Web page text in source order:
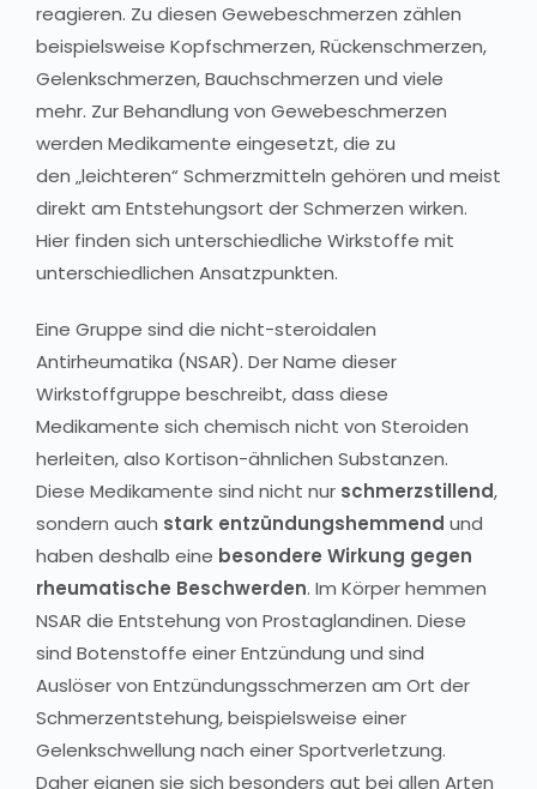
reagieren. Zu diesen Gewebeschmerzen zählen
beispielsweise Kopfschmerzen, Rückenschmerzen,
Gelenkschmerzen, Bauchschmerzen und viele
mehr. Zur Behandlung von Gewebeschmerzen
werden Medikamente eingesetzt, die zu
den „leichteren“ Schmerzmitteln gehören und meist
direkt am Entstehungsort der Schmerzen wirken.
Hier finden sich unterschiedliche Wirkstoffe mit
unterschiedlichen Ansatzpunkten.
Eine Gruppe sind die nicht-steroidalen
Antirheumatika (NSAR). Der Name dieser
Wirkstoffgruppe beschreibt, dass diese
Medikamente sich chemisch nicht von Steroiden
herleiten, also Kortison-ähnlichen Substanzen.
Diese Medikamente sind nicht nur schmerzstillend,
sondern auch stark entzündungshemmend und
haben deshalb eine besondere Wirkung gegen
rheumatische Beschwerden. Im Körper hemmen
NSAR die Entstehung von Prostaglandinen. Diese
sind Botenstoffe einer Entzündung und sind
Auslöser von Entzündungsschmerzen am Ort der
Schmerzentstehung, beispielsweise einer
Gelenkschwellung nach einer Sportverletzung.
Daher eignen sie sich besonders gut bei allen Arten